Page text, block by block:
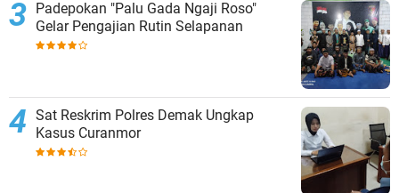
Padepokan "Palu Gada Ngaji Roso"
Gelar Pengajian Rutin Selapanan
Sat Reskrim Polres Demak Ungkap
Kasus Curanmor